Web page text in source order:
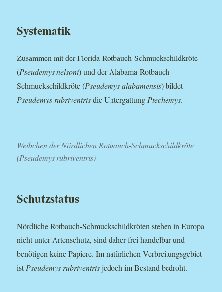
Systematik
Zusammen mit der Florida-Rotbauch-Schmuckschildkröte
(Pseudemys nelsoni) und der Alabama-Rotbauch-
Schmuckschildkröte (Pseudemys alabamensis) bildet
Pseudemys rubriventrisdie Untergattung Ptechemys.
Weibchen der Nördlichen Rotbauch-Schmuckschildkröte
(Pseudemys rubriventris)
Schutzstatus
Nördliche Rotbauch-Schmuckschildkröten stehen in Europa
nicht unter Artenschutz, sind daher frei handelbar und
benötigen keine Papiere. Im natürlichen Verbreitungsgebiet
istPseudemys rubriventrisjedoch im Bestand bedroht.